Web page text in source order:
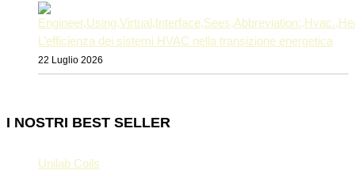
L’efficienza dei sistemi HVAC nella transizione energetica
22 Luglio 2026
I NOSTRI BEST SELLER
Unilab Coils